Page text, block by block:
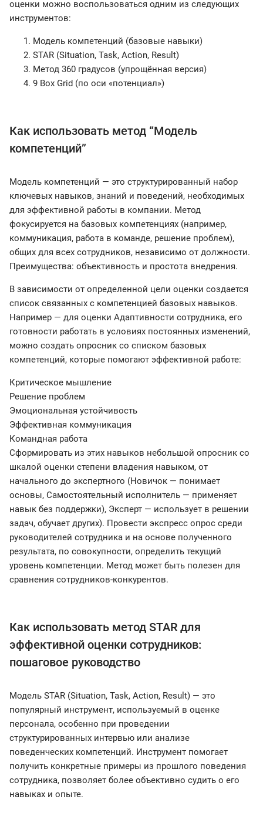
оценки можно воспользоваться одним из следующих
инструментов:
Модель компетенций (базовые навыки)
STAR (Situation, Task, Action, Result)
Метод 360 градусов (упрощённая версия)
9 Box Grid (по оси «потенциал»)
Как использовать метод “Модель
компетенций”
Модель компетенций — это структурированный набор
ключевых навыков, знаний и поведений, необходимых
для эффективной работы в компании. Метод
фокусируется на базовых компетенциях (например,
коммуникация, работа в команде, решение проблем),
общих для всех сотрудников, независимо от должности.
Преимущества: объективность и простота внедрения.
В зависимости от определенной цели оценки создается
список связанных с компетенцией базовых навыков.
Например — для оценки Адаптивности сотрудника, его
готовности работать в условиях постоянных изменений,
можно создать опросник со списком базовых
компетенций, которые помогают эффективной работе:
Критическое мышление
Решение проблем
Эмоциональная устойчивость
Эффективная коммуникация
Командная работа
Сформировать из этих навыков небольшой опросник со
шкалой оценки степени владения навыком, от
начального до экспертного (Новичок — понимает
основы, Самостоятельный исполнитель — применяет
навык без поддержки), Эксперт — использует в решении
задач, обучает других). Провести экспресс опрос среди
руководителей сотрудника и на основе полученного
результата, по совокупности, определить текущий
уровень компетенции. Метод может быть полезен для
сравнения сотрудников-конкурентов.
Как использовать метод STAR для
эффективной оценки сотрудников:
пошаговое руководство
Модель STAR (Situation, Task, Action, Result) — это
популярный инструмент, используемый в оценке
персонала, особенно при проведении
структурированных интервью или анализе
поведенческих компетенций. Инструмент помогает
получить конкретные примеры из прошлого поведения
сотрудника, позволяет более объективно судить о его
навыках и опыте.